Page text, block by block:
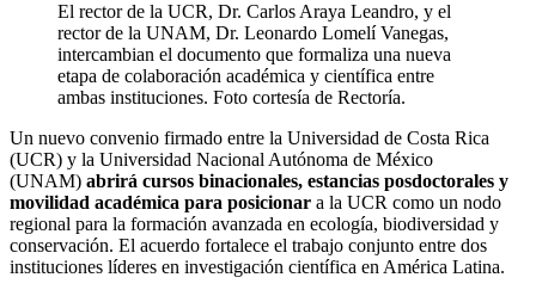
El rector de la UCR, Dr. Carlos Araya Leandro, y el
rector de la UNAM, Dr. Leonardo Lomelí Vanegas,
intercambian el documento que formaliza una nueva
etapa de colaboración académica y científica entre
ambas instituciones. Foto cortesía de Rectoría.
Un nuevo convenio firmado entre la Universidad de Costa Rica
(UCR) y la Universidad Nacional Autónoma de México
(UNAM) abrirá cursos binacionales, estancias posdoctorales y
movilidad académica para posicionar a la UCR como un nodo
regional para la formación avanzada en ecología, biodiversidad y
conservación. El acuerdo fortalece el trabajo conjunto entre dos
instituciones líderes en investigación científica en América Latina.